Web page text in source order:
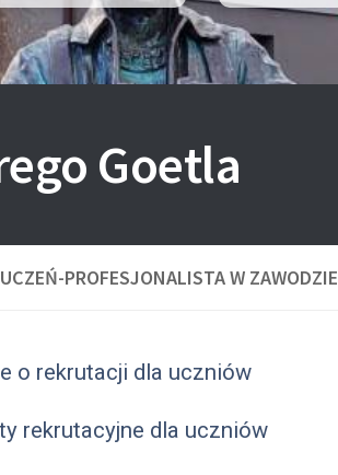
Goetla
PROFESJONALISTA W ZAWODZIE
o rekrutacji dla uczniów
rekrutacyjne dla uczniów